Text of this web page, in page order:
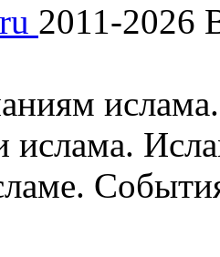
2011-2026
ислама.